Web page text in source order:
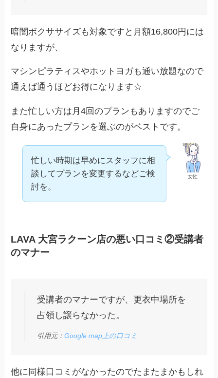
暗闇ボクササイズも対象ですと月額16,800円には
なりますが、
マシンピラティスやホットヨガも通い放題なので
通えば通うほどお得になります☆
また忙しい方は月4回のプランもありますのでご
自身にあったプランを選ぶのがベストです。
女性
忙しい時期は早めにスタッフに相
談してプランを変更するなどご検
討を。
LAVA 大宮ラクーン店の悪い口コミ②受講者
のマナー
受講者のマナーですが、更衣中場所を
占領し譲らなかった。
引用元：Google map上の口コミ
他に同様口コミがなかったのでたまたまかもしれ